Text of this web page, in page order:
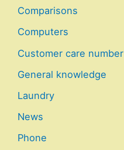
Comparisons
Computers
Customer care number
General knowledge
Laundry
News
Phone